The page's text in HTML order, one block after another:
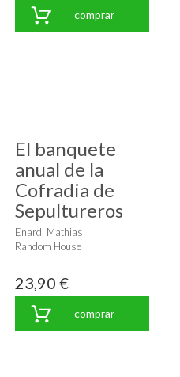
comprar
El banquete
anual de la
Cofradia de
Sepultureros
Enard, Mathias
Random House
23,90 €
comprar